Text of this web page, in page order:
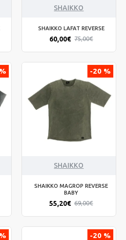
SHAIKKO
SHAIKKO LAFAT REVERSE
60,00€ 75,00€
-20 %
SHAIKKO
SHAIKKO MAGROP REVERSE
BABY
55,20€ 69,00€
-20 %